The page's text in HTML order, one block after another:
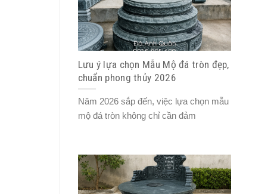
Lưu ý lựa chọn Mẫu Mộ đá tròn đẹp,
chuẩn phong thủy 2026
Năm 2026 sắp đến, việc lựa chọn mẫu
mộ đá tròn không chỉ cần đảm